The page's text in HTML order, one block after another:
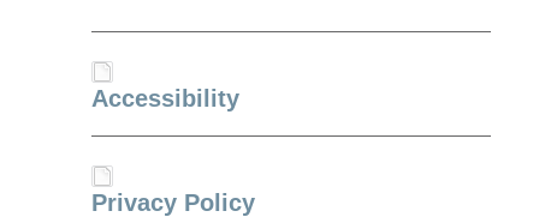
Accessibility
Privacy Policy